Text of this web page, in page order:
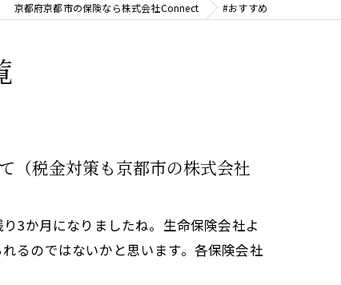
京都府京都市の保険なら株式会社Connect #おすすめ
（税金対策も京都市の株式会社
3か月になりましたね。生命保険会社よ
るのではないかと思います。各保険会社